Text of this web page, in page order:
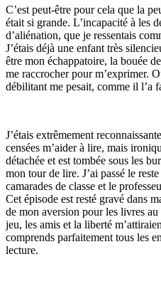
C’est peut-être pour cela que la
était si grande. L’incapacité à les
d’aliénation, que je ressentais
J’étais déjà une enfant très
être mon échappatoire, la bouée
me raccrocher pour m’exprimer.
débilitant me pesait, comme il l’a
J’étais extrêmement
censées m’aider à lire, mais
détachée et est tombée sous les
mon tour de lire. J’ai passé le
camarades de classe et le
Cet épisode est resté gravé dans
de mon aversion pour les livres
jeu, les amis et la liberté
comprends parfaitement tous les
lecture.